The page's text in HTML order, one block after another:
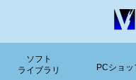
ソフト
ライブラリ
PCショッ